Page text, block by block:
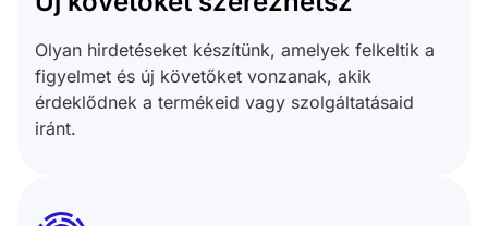
Olyan hirdetéseket készítünk, amelyek felkeltik a
figyelmet és új követőket vonzanak, akik
érdeklődnek a termékeid vagy szolgáltatásaid
iránt.